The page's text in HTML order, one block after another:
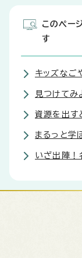
このペー
す
キッズなご
見つけてみ
資源を出す
まるっと学
いざ出陣！